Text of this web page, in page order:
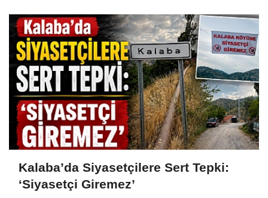
Kalaba’da Siyasetçilere Sert Tepki:
‘Siyasetçi Giremez’